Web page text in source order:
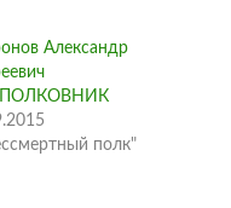
Александр
полк"